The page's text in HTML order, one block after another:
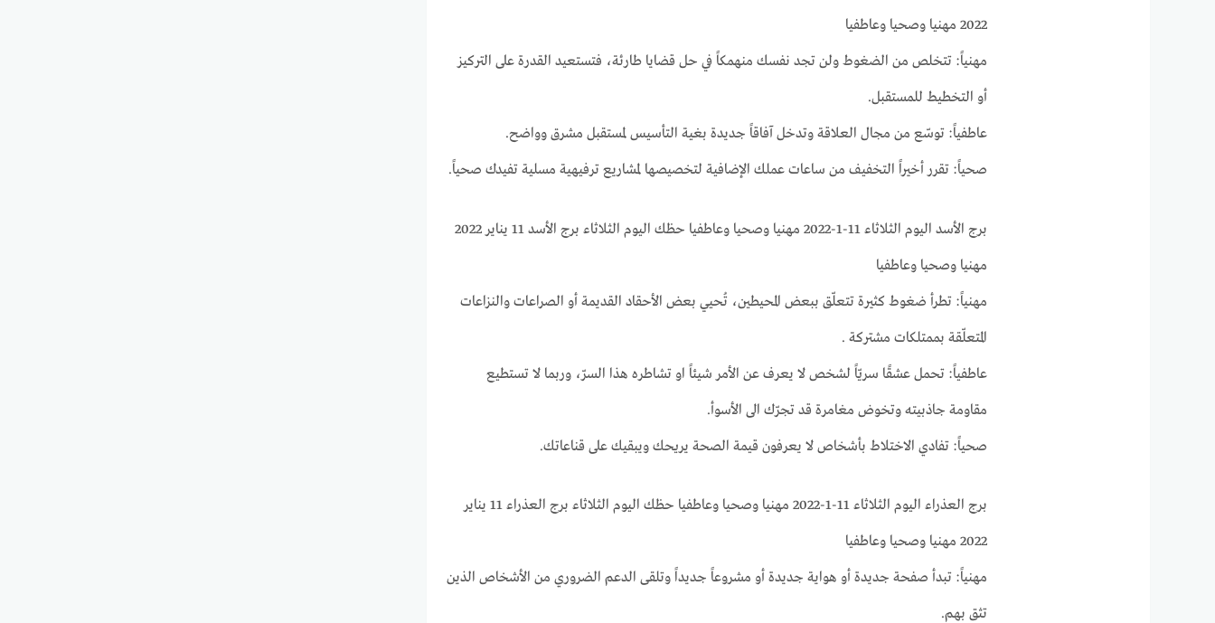
2022 مهنيا وصحيا وعاطفيا
مهنياً: تتخلص من الضغوط ولن تجد نفسك منهمكاً في حل قضايا طارئة، فتستعيد القدرة على التركيز
أو التخطيط للمستقبل.
عاطفياً: توسّع من مجال العلاقة وتدخل آفاقاً جديدة بغية التأسيس لمستقبل مشرق وواضح.
صحياً: تقرر أخيراً التخفيف من ساعات عملك الإضافية لتخصيصها لمشاريع ترفيهية مسلية تفيدك صحياً.
برج الأسد اليوم الثلاثاء 11-1-2022 مهنيا وصحيا وعاطفيا حظك اليوم الثلاثاء برج الأسد 11 يناير 2022
مهنيا وصحيا وعاطفيا
مهنياً: تطرأ ضغوط كثيرة تتعلّق ببعض المحيطين، تُحيي بعض الأحقاد القديمة أو الصراعات والنزاعات
المتعلّقة بممتلكات مشتركة .
عاطفياً: تحمل عشقًا سريّاً لشخص لا يعرف عن الأمر شيئاً او تشاطره هذا السرّ، وربما لا تستطيع
مقاومة جاذبيته وتخوض مغامرة قد تجرّك الى الأسوأ.
صحياً: تفادي الاختلاط بأشخاص لا يعرفون قيمة الصحة يريحك ويبقيك على قناعاتك.
برج العذراء اليوم الثلاثاء 11-1-2022 مهنيا وصحيا وعاطفيا حظك اليوم الثلاثاء برج العذراء 11 يناير
2022 مهنيا وصحيا وعاطفيا
مهنياً: تبدأ صفحة جديدة أو هواية جديدة أو مشروعاً جديداً وتلقى الدعم الضروري من الأشخاص الذين
تثق بهم.